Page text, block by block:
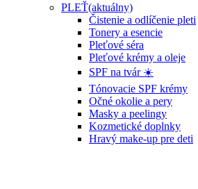
PLEŤ(aktuálny)
Čistenie a odlíčenie pleti
Tonery a esencie
Pleťové séra
Pleťové krémy a oleje
SPF na tvár ☀️
Tónovacie SPF krémy
Očné okolie a pery
Masky a peelingy
Kozmetické doplnky
Hravý make-up pre deti